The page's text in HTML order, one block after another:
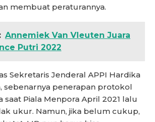
membuat peraturannya.
Annemiek Van Vleuten Juara
Putri 2022
Sekretaris Jenderal APPI Hardika
sebenarnya penerapan protokol
saat Piala Menpora April 2021 lalu
ukur. Namun, jika belum cukup,